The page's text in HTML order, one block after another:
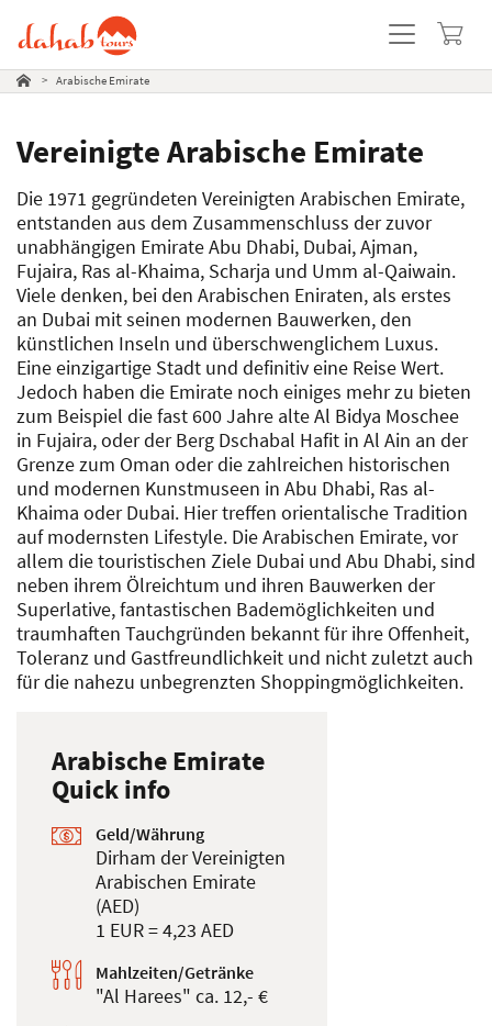
> Arabische Emirate
Beliebte Ausflüge
Vereinigte Arabische Emirate
Die 1971 gegründeten Vereinigten Arabischen Emirate,
entstanden aus dem Zusammenschluss der zuvor
unabhängigen Emirate Abu Dhabi, Dubai, Ajman,
Fujaira, Ras al-Khaima, Scharja und Umm al-Qaiwain.
Viele denken, bei den Arabischen Eniraten, als erstes
an Dubai mit seinen modernen Bauwerken, den
künstlichen Inseln und überschwenglichem Luxus.
Eine einzigartige Stadt und definitiv eine Reise Wert.
Jedoch haben die Emirate noch einiges mehr zu bieten
zum Beispiel die fast 600 Jahre alte Al Bidya Moschee
in Fujaira, oder der Berg Dschabal Hafit in Al Ain an der
Grenze zum Oman oder die zahlreichen historischen
und modernen Kunstmuseen in Abu Dhabi, Ras al-
Khaima oder Dubai. Hier treffen orientalische Tradition
auf modernsten Lifestyle. Die Arabischen Emirate, vor
allem die touristischen Ziele Dubai und Abu Dhabi, sind
neben ihrem Ölreichtum und ihren Bauwerken der
Superlative, fantastischen Bademöglichkeiten und
traumhaften Tauchgründen bekannt für ihre Offenheit,
Toleranz und Gastfreundlichkeit und nicht zuletzt auch
für die nahezu unbegrenzten Shoppingmöglichkeiten.
Arabische Emirate
Quick info
Geld/Währung
Dirham der Vereinigten
Arabischen Emirate
(AED)
1 EUR = 4,23 AED
Mahlzeiten/Getränke
"Al Harees" ca. 12,- €